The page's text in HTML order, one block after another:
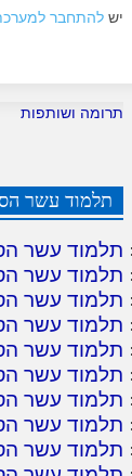
יש להתחבר
תרומה ושותפות
תלמוד עשר
תלמוד עשר
תלמוד עשר
תלמוד עשר
תלמוד עשר
תלמוד עשר
תלמוד עשר
תלמוד עשר
תלמוד עשר
תלמוד עשר